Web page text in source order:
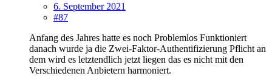
6. September 2021
#87
Anfang des Jahres hatte es noch Problemlos Funktioniert
danach wurde ja die Zwei-Faktor-Authentifizierung Pflicht an
dem wird es letztendlich jetzt liegen das es nicht mit den
Verschiedenen Anbietern harmoniert.